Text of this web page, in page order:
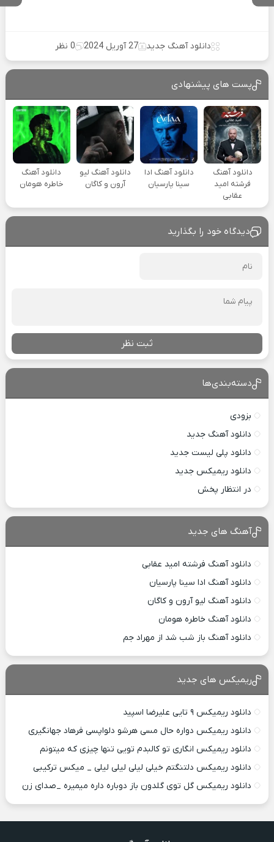
دانلود آهنگ جدید 27 آوریل 2024 0 نظر
پست های پیشنهادی
دانلود آهنگ
فرشته امید
عقابی
دانلود آهنگ ادا
سینا پارسیان
دانلود آهنگ لیو
آرون و کاگان
دانلود آهنگ
خاطره هومان
دیدگاه خود را بگذارید
ثبت نظر
دسته‌بندی‌ها
بزودی
دانلود آهنگ جدید
دانلود پلی لیست جدید
دانلود ریمیکس جدید
در انتظار پخش
آهنگ های جدید
دانلود آهنگ فرشته امید عقابی
دانلود آهنگ ادا سینا پارسیان
دانلود آهنگ لیو آرون و کاگان
دانلود آهنگ خاطره هومان
دانلود آهنگ باز شب شد از مهراد جم
ریمیکس های جدید
دانلود ریمیکس ۹ تایی علیرضا اسپید
دانلود ریمیکس دواره حال مسی هرشو دلواپسی فرهاد جهانگیری
دانلود ریمیکس انگاری تو کالبدم تویی تنها چیزی که میتونم
دانلود ریمیکس دلتنگتم خیلی لیلی لیلی لیلی _ میکس ترکیبی
دانلود ریمیکس گل توی گلدون باز دوباره داره میمیره _صدای زن